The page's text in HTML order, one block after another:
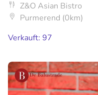
Z&O Asian Bistro
Purmerend (0km)
Verkauft: 97